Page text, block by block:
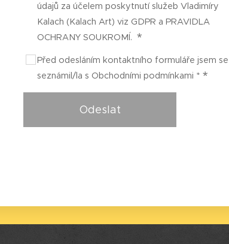
údajů za účelem poskytnutí služeb Vladimíry
Kalach (Kalach Art) viz GDPR a PRAVIDLA
OCHRANY SOUKROMÍ.
Před odesláním kontaktního formuláře jsem se
seznámil/la s Obchodními podmínkami *
Odeslat